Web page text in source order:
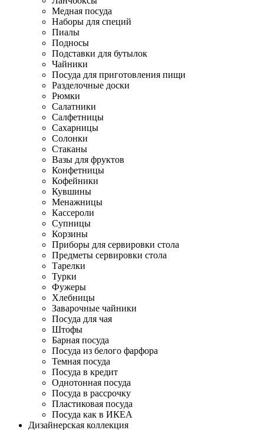
Медная посуда
Наборы для специй
Пиалы
Подносы
Подставки для бутылок
Чайники
Посуда для приготовления пищи
Разделочные доски
Рюмки
Салатники
Салфетницы
Сахарницы
Солонки
Стаканы
Вазы для фруктов
Конфетницы
Кофейники
Кувшины
Менажницы
Кассероли
Супницы
Корзины
Приборы для сервировки стола
Предметы сервировки стола
Тарелки
Турки
Фужеры
Хлебницы
Заварочные чайники
Посуда для чая
Штофы
Барная посуда
Посуда из белого фарфора
Темная посуда
Посуда в кредит
Однотонная посуда
Посуда в рассрочку
Пластиковая посуда
Посуда как в ИКЕА
Дизайнерская коллекция